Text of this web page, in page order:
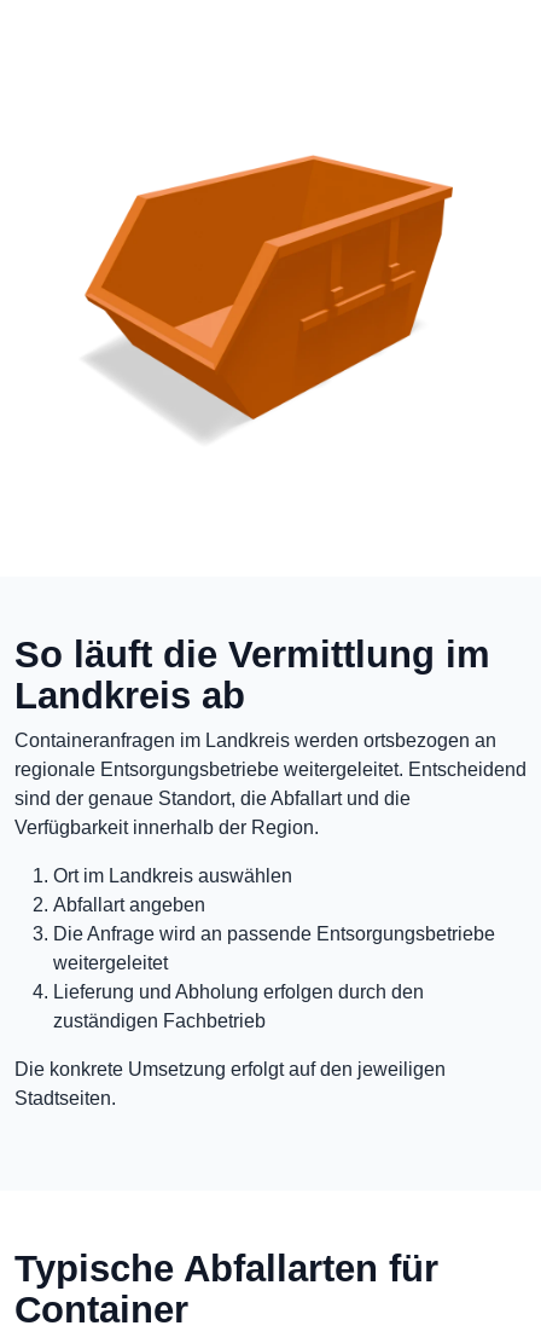
So läuft die Vermittlung im
Landkreis ab
Containeranfragen im Landkreis werden ortsbezogen an
regionale Entsorgungsbetriebe weitergeleitet. Entscheidend
sind der genaue Standort, die Abfallart und die
Verfügbarkeit innerhalb der Region.
Ort im Landkreis auswählen
Abfallart angeben
Die Anfrage wird an passende Entsorgungsbetriebe
weitergeleitet
Lieferung und Abholung erfolgen durch den
zuständigen Fachbetrieb
Die konkrete Umsetzung erfolgt auf den jeweiligen
Stadtseiten.
Typische Abfallarten für
Container